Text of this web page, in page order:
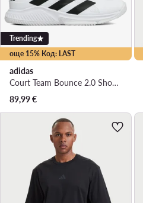
още 15% Код: LAST
Trending
adidas
Court Team Bounce 2.0 Shoes HR1239 · Обувки за зала
89,99€